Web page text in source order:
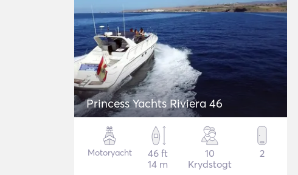
Princess Yachts Riviera 46
Motoryacht
46 ft
14 m
10
Krydstogt
2